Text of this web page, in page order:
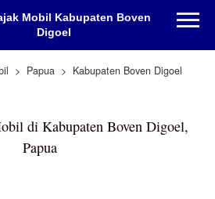
Mobil Kabupaten Boven
Digoel
Papua Kabupaten Boven Digoel
di Kabupaten Boven Digoel,
Papua